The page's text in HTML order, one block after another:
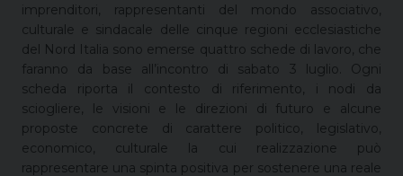
imprenditori, rappresentanti del mondo associativo,
culturale e sindacale delle cinque regioni ecclesiastiche
del Nord Italia sono emerse quattro schede di lavoro, che
faranno da base all’incontro di sabato 3 luglio. Ogni
scheda riporta il contesto di riferimento, i nodi da
sciogliere, le visioni e le direzioni di futuro e alcune
proposte concrete di carattere politico, legislativo,
economico, culturale la cui realizzazione può
rappresentare una spinta positiva per sostenere una reale